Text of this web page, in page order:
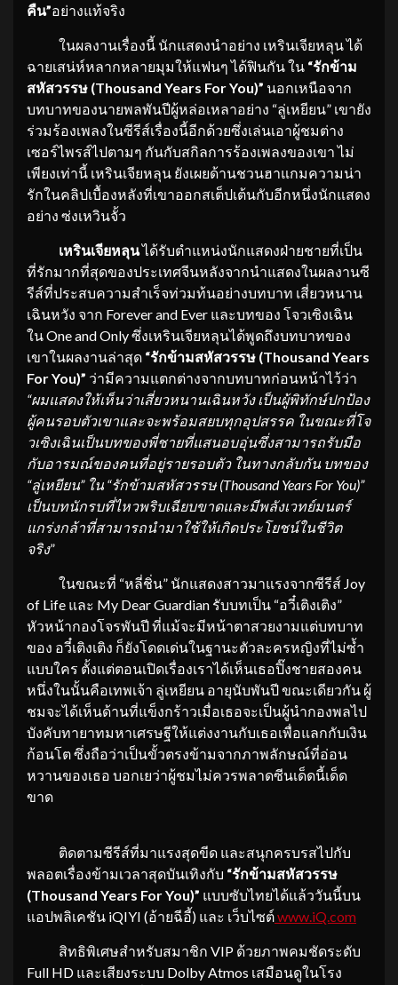
คืน”อย่างแท้จริง
ในผลงานเรื่องนี้ นักแสดงนำอย่าง เหรินเจียหลุน ได้
ฉายเสน่ห์หลากหลายมุมให้แฟนๆ ได้ฟินกัน ใน “รักข้าม
สหัสวรรษ (Thousand Years For You)” นอกเหนือจาก
บทบาทของนายพลพันปีผู้หล่อเหลาอย่าง “ลู่เหยียน” เขายัง
ร่วมร้องเพลงในซีรีส์เรื่องนี้อีกด้วยซึ่งเล่นเอาผู้ชมต่าง
เซอร์ไพรส์ไปตามๆ กันกับสกิลการร้องเพลงของเขา ไม่
เพียงเท่านี้ เหรินเจียหลุน ยังเผยด้านชวนฮาแกมความน่า
รักในคลิปเบื้องหลังที่เขาออกสเต็ปเต้นกับอีกหนึ่งนักแสดง
อย่าง ซ่งเหวินจั้ว
เหรินเจียหลุนได้รับตำแหน่งนักแสดงฝ่ายชายที่เป็น
ที่รักมากที่สุดของประเทศจีนหลังจากนำแสดงในผลงานซี
รีส์ที่ประสบความสำเร็จท่วมท้นอย่างบทบาท เสี่ยวหนาน
เฉินหวัง จาก Forever and Ever และบทของ โจวเซิงเฉิน
ใน One and Only ซึ่งเหรินเจียหลุนได้พูดถึงบทบาทของ
เขาในผลงานล่าสุด “รักข้ามสหัสวรรษ (Thousand Years
For You)” ว่ามีความแตกต่างจากบทบาทก่อนหน้าไว้ว่า
“ผมแสดงให้เห็นว่าเสี่ยวหนานเฉินหวัง เป็นผู้พิทักษ์ปกป้อง
ผู้คนรอบตัวเขาและจะพร้อมสยบทุกอุปสรรค ในขณะที่โจ
วเซิงเฉินเป็นบทของพี่ชายที่แสนอบอุ่นซึ่งสามารถรับมือ
กับอารมณ์ของคนที่อยู่รายรอบตัว ในทางกลับกัน บทของ
“ลู่เหยียน” ใน “รักข้ามสหัสวรรษ (Thousand Years For You)”
เป็นบทนักรบที่ไหวพริบเฉียบขาดและมีพลังเวทย์มนตร์
แกร่งกล้าที่สามารถนำมาใช้ให้เกิดประโยชน์ในชีวิต
จริง”
ในขณะที่ “หลี่ชิ่น” นักแสดงสาวมาแรงจากซีรีส์ Joy
of Life และ My Dear Guardian รับบทเป็น “อวี๋เติงเติง”
หัวหน้ากองโจรพันปี ที่แม้จะมีหน้าตาสวยงามแต่บทบาท
ของ อวี๋เติงเติง ก็ยังโดดเด่นในฐานะตัวละครหญิงที่ไม่ซ้ำ
แบบใคร ตั้งแต่ตอนเปิดเรื่องเราได้เห็นเธอปิ๊งชายสองคน
หนึ่งในนั้นคือเทพเจ้า ลู่เหยียน อายุนับพันปี ขณะเดียวกัน ผู้
ชมจะได้เห็นด้านที่แข็งกร้าวเมื่อเธอจะเป็นผู้นำกองพลไป
บังคับทายาทมหาเศรษฐีให้แต่งงานกับเธอเพื่อแลกกับเงิน
ก้อนโต ซึ่งถือว่าเป็นขั้วตรงข้ามจากภาพลักษณ์ที่อ่อน
หวานของเธอ บอกเยว่าผู้ชมไม่ควรพลาดซีนเด็ดนี้เด็ด
ขาด
ติดตามซีรีส์ที่มาแรงสุดขีด และสนุกครบรสไปกับ
พลอตเรื่องข้ามเวลาสุดบันเทิงกับ “รักข้ามสหัสวรรษ
(Thousand Years For You)” แบบซับไทยได้แล้ววันนี้บน
แอปพลิเคชัน iQIYI (อ้ายฉีอี้) และ เว็บไซต์www.iQ.com
สิทธิพิเศษสำหรับสมาชิก VIP ด้วยภาพคมชัดระดับ
Full HD และเสียงระบบ Dolby Atmos เสมือนดูในโรง